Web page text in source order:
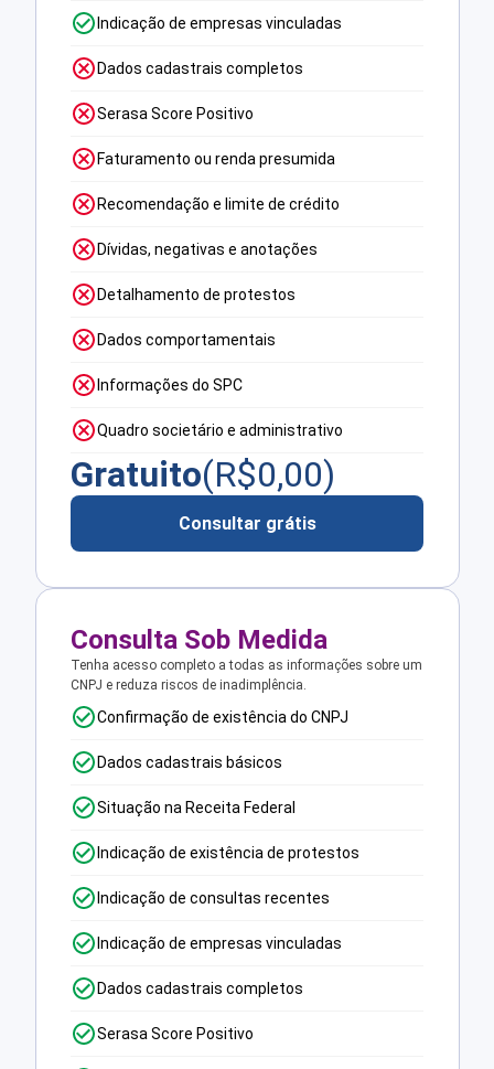
Indicação de empresas vinculadas
Dados cadastrais completos
Serasa Score Positivo
Faturamento ou renda presumida
Recomendação e limite de crédito
Dívidas, negativas e anotações
Detalhamento de protestos
Dados comportamentais
Informações do SPC
Quadro societário e administrativo
Gratuito(R$0,00)
Consultar grátis
Consulta Sob Medida
Tenha acesso completo a todas as informações sobre um
CNPJ e reduza riscos de inadimplência.
Confirmação de existência do CNPJ
Dados cadastrais básicos
Situação na Receita Federal
Indicação de existência de protestos
Indicação de consultas recentes
Indicação de empresas vinculadas
Dados cadastrais completos
Serasa Score Positivo